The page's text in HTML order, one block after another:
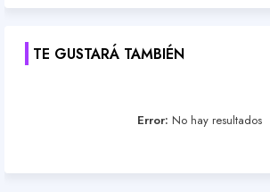
TE GUSTARÁ TAMBIÉN
Error: No hay resultados